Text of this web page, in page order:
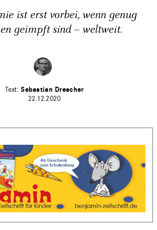
ist erst vorbei, wenn genug
geimpft sind – weltweit.
Sebastian Drescher
22.12.2020